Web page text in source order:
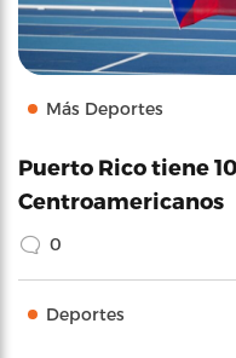
Más Deportes
Puerto Rico tiene
Centroamericanos
0
Deportes